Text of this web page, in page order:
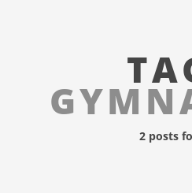
2 posts